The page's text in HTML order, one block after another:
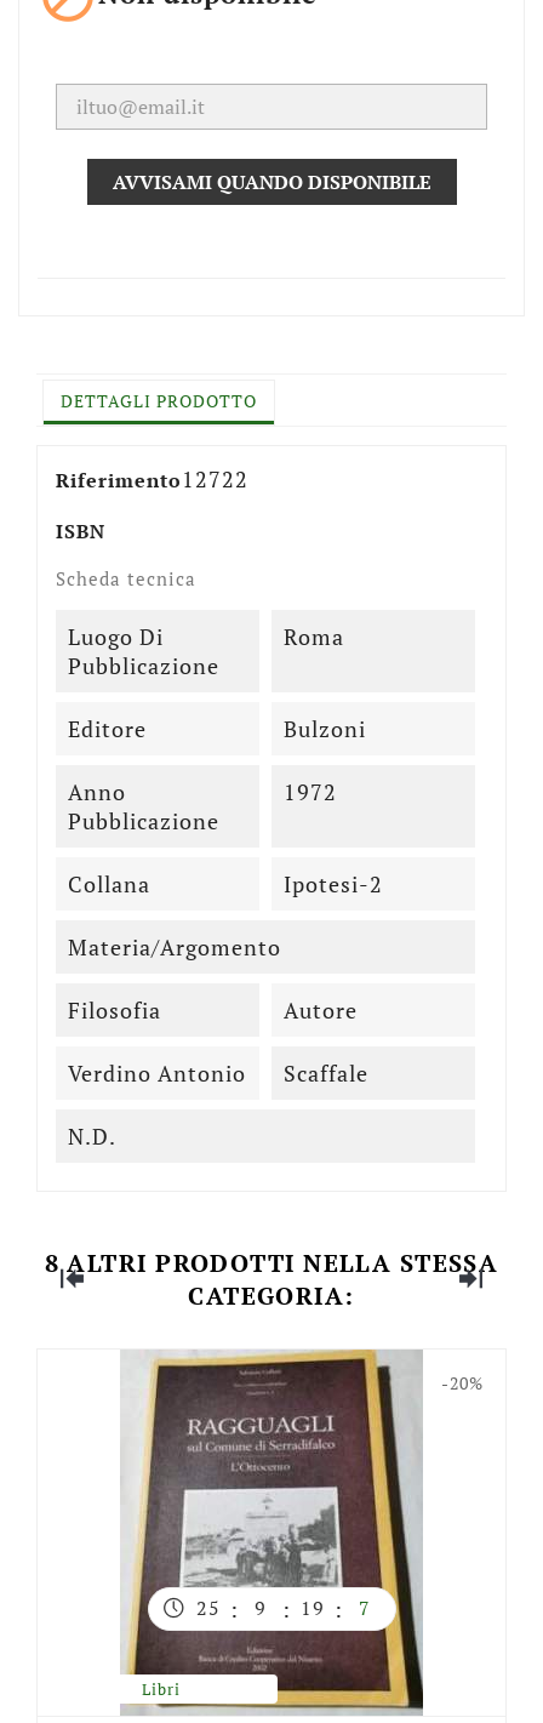
AVVISAMI QUANDO DISPONIBILE
DETTAGLI PRODOTTO
Riferimento12722
ISBN
Scheda tecnica
Luogo Di
Pubblicazione
Roma
Editore Bulzoni
Anno
Pubblicazione
1972
Collana Ipotesi-2
Materia/Argomento
Filosofia Autore
Verdino Antonio Scaffale
N.D.
8 ALTRI PRODOTTI NELLA STESSA
CATEGORIA:
-20%
25 : 9 : 19 : 6
Libri